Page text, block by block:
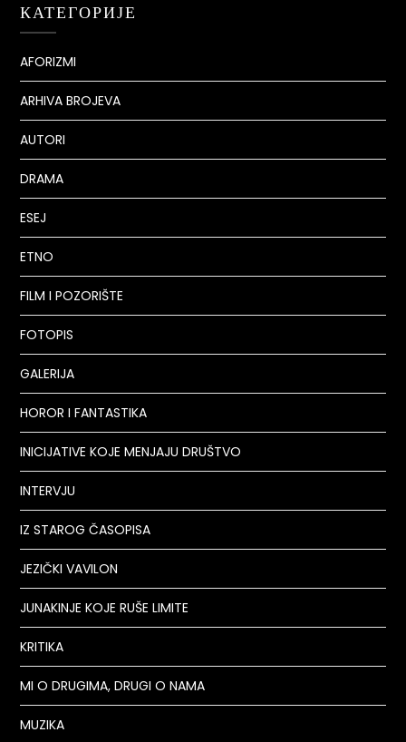
КАТЕГОРИЈЕ
AFORIZMI
ARHIVA BROJEVA
AUTORI
DRAMA
ESEJ
ETNO
FILM I POZORIŠTE
FOTOPIS
GALERIJA
HOROR I FANTASTIKA
INICIJATIVE KOJE MENJAJU DRUŠTVO
INTERVJU
IZ STAROG ČASOPISA
JEZIČKI VAVILON
JUNAKINJE KOJE RUŠE LIMITE
KRITIKA
MI O DRUGIMA, DRUGI O NAMA
MUZIKA